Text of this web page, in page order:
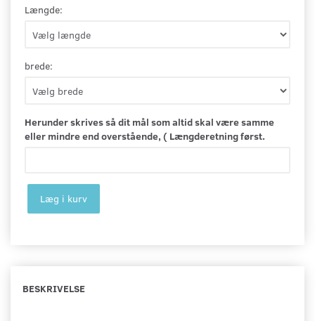
Længde:
brede:
Herunder skrives så dit mål som altid skal være samme
eller mindre end overstående, ( Længderetning først.
Læg i kurv
BESKRIVELSE